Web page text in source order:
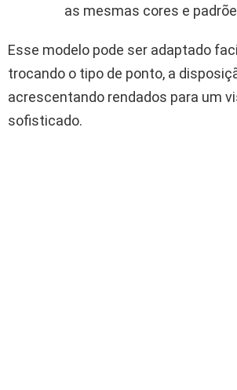
as mesmas cores e
Esse modelo pode ser adaptado
trocando o tipo de ponto, a
acrescentando rendados para um
sofisticado.